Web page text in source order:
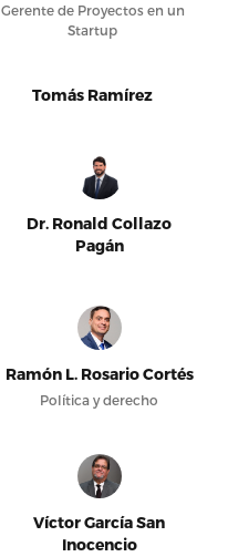
Gerente de Proyectos en un
Startup
Tomás Ramírez
Dr. Ronald Collazo
Pagán
Ramón L. Rosario Cortés
Política y derecho
Víctor García San
Inocencio